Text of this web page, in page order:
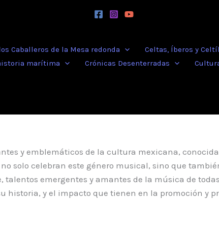
Caballeros de la Mesa redonda Celtas, Íberos y
marítima
Crónicas Desenterradas
y emblemáticos de la cultura mexicana,
solo celebran este género musical, sino que
talentos emergentes y amantes de la música de
historia, y el impacto que tienen en la promoción y